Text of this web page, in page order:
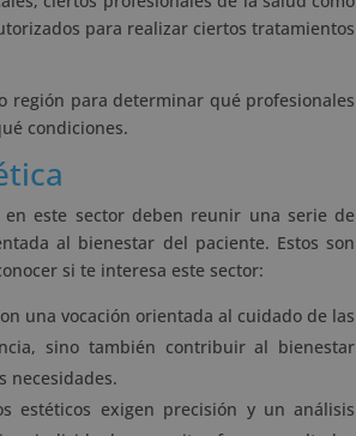
para realizar ciertos tratamientos
región para determinar qué profesionales
condiciones.
en este sector deben reunir una serie de
al bienestar del paciente. Estos son
si te interesa este sector:
una vocación orientada al cuidado de las
sino también contribuir al bienestar
necesidades.
estéticos exigen precisión y un análisis